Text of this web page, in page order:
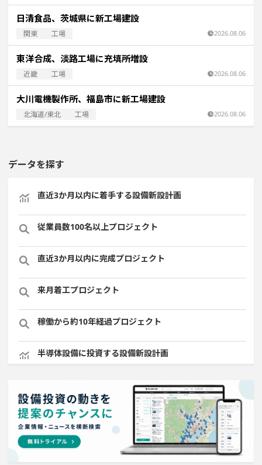
日清食品、茨城県に新工場建設
関東 工場 2026.08.06
東洋合成、淡路工場に充填所増設
近畿 工場 2026.08.06
大川電機製作所、福島市に新工場建設
北海道/東北 工場 2026.08.06
データを探す
直近3か月以内に着手する設備新設計画
従業員数100名以上プロジェクト
直近3か月以内に完成プロジェクト
来月着工プロジェクト
稼働から約10年経過プロジェクト
半導体設備に投資する設備新設計画
食品卸に関するプロジェクト
直近3か月以内に完了する設備新設計画
直近3か月以内に着工プロジェクト